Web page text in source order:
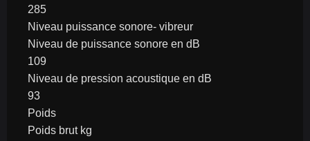
285
Niveau puissance sonore- vibreur
Niveau de puissance sonore en dB
109
Niveau de pression acoustique en dB
93
Poids
Poids brut kg